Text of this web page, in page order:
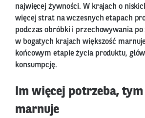
najwięcej żywności. W krajach o
więcej strat na wczesnych etapach
podczas obróbki i przechowywania
w bogatych krajach większość
końcowym etapie życia produktu,
konsumpcję.
Im więcej potrzeba,
marnuje